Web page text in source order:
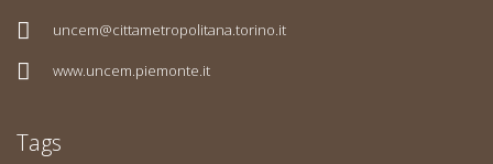
uncem@cittametropolitana.torino.it
www.uncem.piemonte.it
Tags